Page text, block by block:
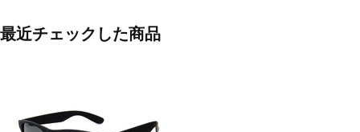
最近チェックした商品